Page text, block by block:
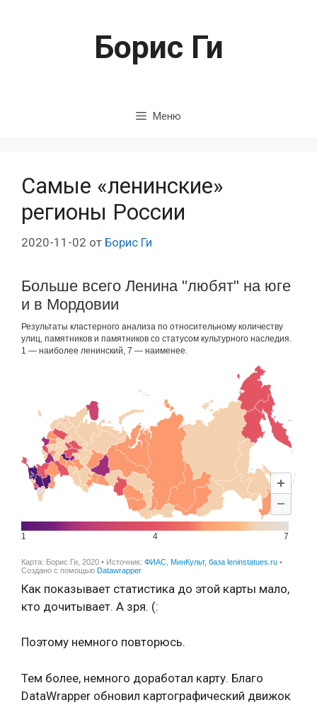
Борис Ги
Меню
Самые «ленинские»
регионы России
2020-11-02 от Борис Ги
Как показывает статистика до этой карты мало,
кто дочитывает. А зря. (:
Поэтому немного повторюсь.
Тем более, немного доработал карту. Благо
DataWrapper обновил картографический движок